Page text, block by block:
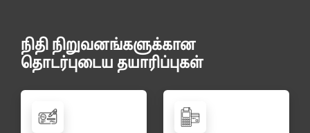
நிதி நிறுவனங்களுக்கான
தொடர்புடைய தயாரிப்புகள்